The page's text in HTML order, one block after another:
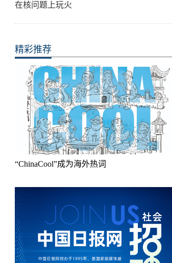
在核问题上玩火
精彩推荐
“ChinaCool”成为海外热词